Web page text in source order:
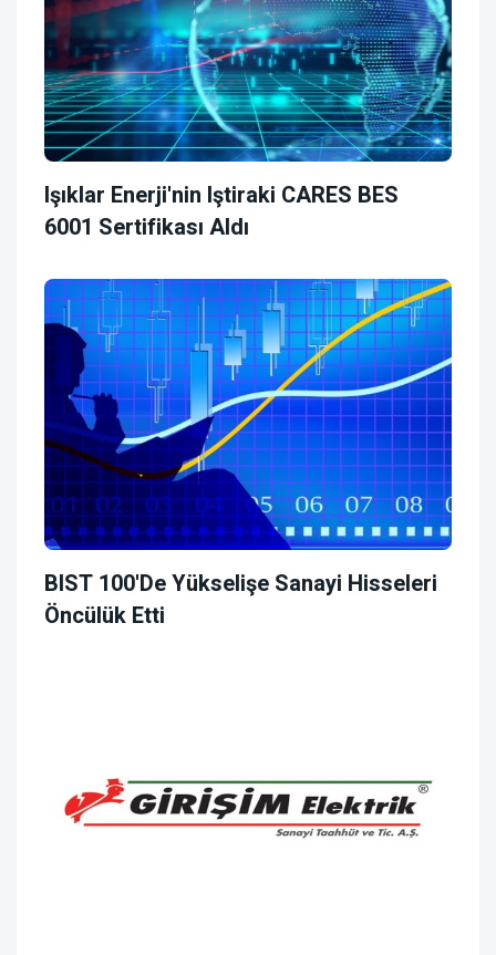
Işıklar Enerji'nin Iştiraki CARES BES
6001 Sertifikası Aldı
BIST 100'de Yükselişe Sanayi Hisseleri
Öncülük Etti